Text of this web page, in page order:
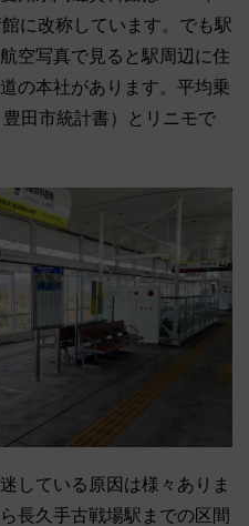
に改称しています。でも駅
空写真で見ると駅周辺に住
の本社があります。平均乗
田市統計書）とリニモで
している原因は様々ありま
長久手古戦場駅までの区間